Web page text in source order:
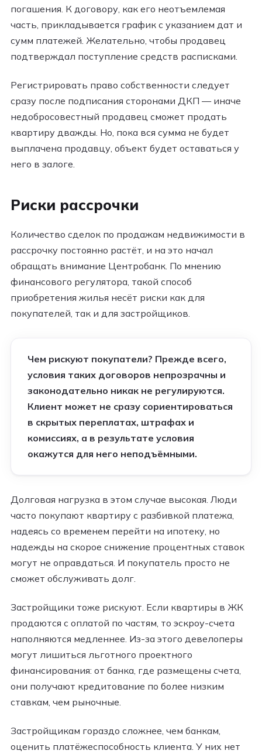
погашения. К договору, как его неотъемлемая
часть, прикладывается график с указанием дат и
сумм платежей. Желательно, чтобы продавец
подтверждал поступление средств расписками.
Регистрировать право собственности следует
сразу после подписания сторонами ДКП — иначе
недобросовестный продавец сможет продать
квартиру дважды. Но, пока вся сумма не будет
выплачена продавцу, объект будет оставаться у
него в залоге.
Риски рассрочки
Количество сделок по продажам недвижимости в
рассрочку постоянно растёт, и на это начал
обращать внимание Центробанк. По мнению
финансового регулятора, такой способ
приобретения жилья несёт риски как для
покупателей, так и для застройщиков.
Чем рискуют покупатели? Прежде всего,
условия таких договоров непрозрачны и
законодательно никак не регулируются.
Клиент может не сразу сориентироваться
в скрытых переплатах, штрафах и
комиссиях, а в результате условия
окажутся для него неподъёмными.
Долговая нагрузка в этом случае высокая. Люди
часто покупают квартиру с разбивкой платежа,
надеясь со временем перейти на ипотеку, но
надежды на скорое снижение процентных ставок
могут не оправдаться. И покупатель просто не
сможет обслуживать долг.
Застройщики тоже рискуют. Если квартиры в ЖК
продаются с оплатой по частям, то эскроу-счета
наполняются медленнее. Из-за этого девелоперы
могут лишиться льготного проектного
финансирования: от банка, где размещены счета,
они получают кредитование по более низким
ставкам, чем рыночные.
Застройщикам гораздо сложнее, чем банкам,
оценить платёжеспособность клиента. У них нет